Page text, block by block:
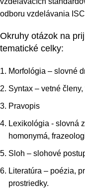
odboru vzdelávania
Okruhy otázok na
tematické celky:
Morfológia – slovné
Syntax – vetné členy,
Pravopis
Lexikológia - slovná
homonymá,
Sloh – slohové
Literatúra – poézia,
prostriedky.